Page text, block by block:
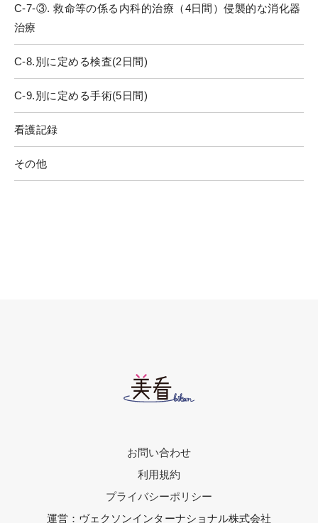
C-7-③. 救命等の係る内科的治療（4日間）侵襲的な消化器
治療
C-8.別に定める検査(2日間)
C-9.別に定める手術(5日間)
看護記録
その他
お問い合わせ
利用規約
プライバシーポリシー
運営：ヴェクソンインターナショナル株式会社